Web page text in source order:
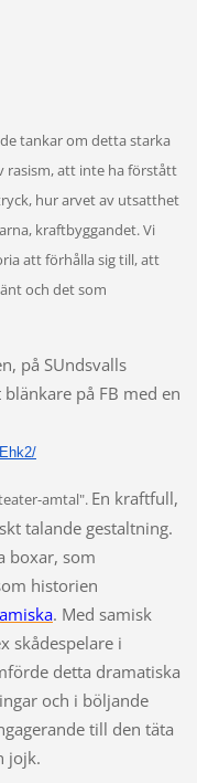
tankar om detta starka
rasism, att inte ha förstått
hur arvet av utsatthet
kraftbyggandet. Vi
att förhålla sig till, att
och det som
på SUndsvalls
på FB med en
amtal". En kraftfull,
talande gestaltning.
boxar, som
historien
. Med samisk
skådespelare i
detta dramatiska
och i böljande
till den täta
jojk.